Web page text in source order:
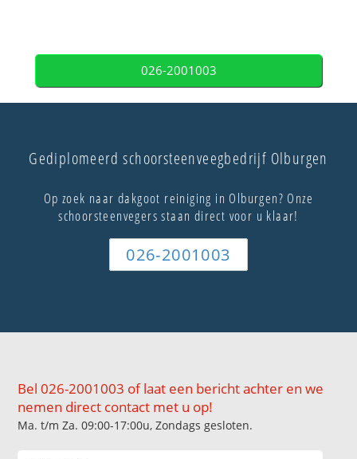
026-2001003
Gediplomeerd schoorsteenveegbedrijf Olburgen
Op zoek naar dakgoot reiniging in Olburgen? Onze
schoorsteenvegers staan direct voor u klaar!
026-2001003
Bel 026-2001003 of laat een bericht achter en we
nemen direct contact met u op!
Ma. t/m Za. 09:00-17:00u, Zondags gesloten.